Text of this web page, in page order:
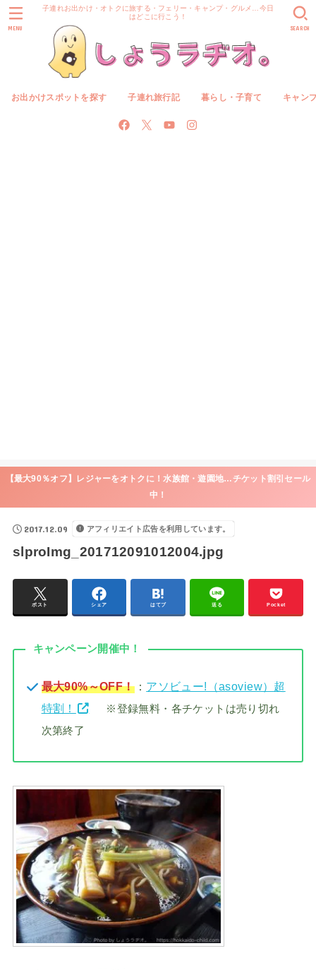
子連れお出かけ・オトクに旅する・フェリー・キャンプ・グルメ…今日
はどこに行こう！
お出かけスポットを探す 子連れ旅行記 暮らし・子育て キャン
SEARCH
MENU
【最大90％オフ】レジャーをオトクに！水族館・遊園地…チケット割引セール
中！
2017.12.09 アフィリエイト広告を利用しています。
slproImg_201712091012004.jpg
ポスト シェア はてブ 送る Pocket
キャンペーン開催中！
最大90%～OFF！： アソビュー!（asoview）超
特割！
※登録無料・各チケットは売り切れ
次第終了